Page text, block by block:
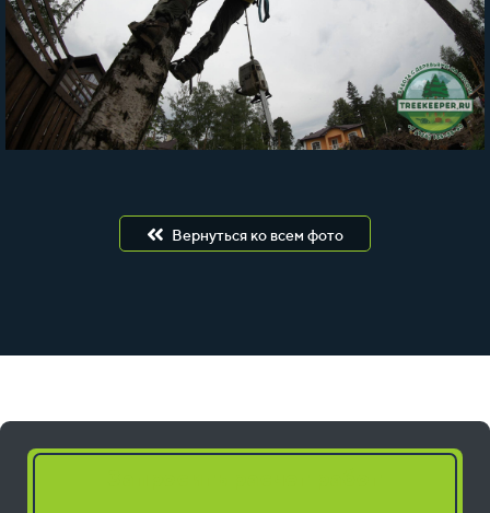
Вернуться ко всем фото